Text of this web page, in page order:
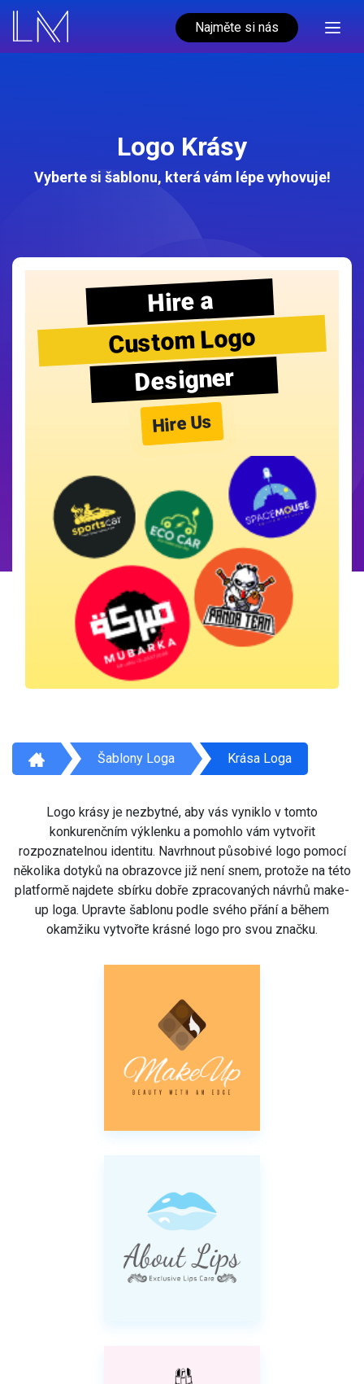
Najměte si nás
Logo Krásy
Vyberte si šablonu, která vám lépe vyhovuje!
Hire a
Custom Logo
Designer
Hire Us
Šablony Loga Krása Loga
Logo krásy je nezbytné, aby vás vyniklo v tomto
konkurenčním výklenku a pomohlo vám vytvořit
rozpoznatelnou identitu. Navrhnout působivé logo pomocí
několika dotyků na obrazovce již není snem, protože na této
platformě najdete sbírku dobře zpracovaných návrhů make-
up loga. Upravte šablonu podle svého přání a během
okamžiku vytvořte krásné logo pro svou značku.